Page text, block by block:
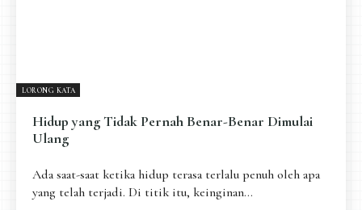
EXTREME DISTORTION
LORONG KATA
Hidup yang Tidak Pernah Benar-Benar Dimulai
Ulang
Ada saat-saat ketika hidup terasa terlalu penuh oleh apa
yang telah terjadi. Di titik itu, keinginan...